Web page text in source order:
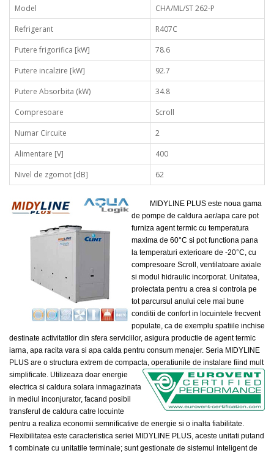
Model
CHA/ML/ST 262-P
Refrigerant
R407C
Putere frigorifica [kW]
78.6
Putere incalzire [kW]
92.7
Putere Absorbita (kW)
34.8
Compresoare
Scroll
Numar Circuite
2
Alimentare [V]
400
Nivel de zgomot [dB]
62
MIDYLINE PLUS este noua gama
de pompe de caldura aer/apa care pot
furniza agent termic cu temperatura
maxima de 60°C si pot functiona pana
la temperaturi exterioare de -20°C, cu
compresoare Scroll, ventilatoare axiale
si modul hidraulic incorporat. Unitatea,
proiectata pentru a crea si controla pe
tot parcursul anului cele mai bune
conditii de confort in locuintele frecvent
populate, ca de exemplu spatiile inchise
destinate activitatilor din sfera serviciilor, asigura productie de agent termic
iarna, apa racita vara si apa calda pentru consum menajer. Seria MIDYLINE
PLUS are o structura extrem de compacta, operatiunile de instalare fiind mult
simplificate. Utilizeaza doar energie
electrica si caldura solara inmagazinata
in mediul inconjurator, facand posibil
transferul de caldura catre locuinte
pentru a realiza economii semnificative de energie si o inalta fiabilitate.
Flexibilitatea este caracteristica seriei MIDYLINE PLUS, aceste unitati putand
fi combinate cu unitatile terminale; sunt gestionate de sistemul inteligent de